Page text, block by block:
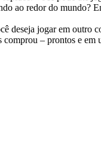
ao redor do mundo?
deseja jogar em outro
– prontos e em